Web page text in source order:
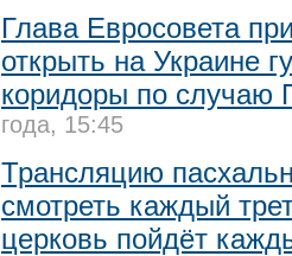
Глава Евросовета
открыть на Украине
коридоры по случаю
года, 15:45
Трансляцию
смотреть каждый
церковь пойдёт